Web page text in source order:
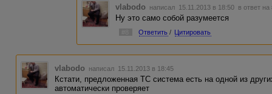
vlabodo написал 15.11.2013 в 18:50 в ответ на
Ну это само собой разумеется
Ответить / Цитировать
vlabodo написал 15.11.2013 в 18:45
Кстати, предложенная ТС система есть на одной из
автоматически проверяет